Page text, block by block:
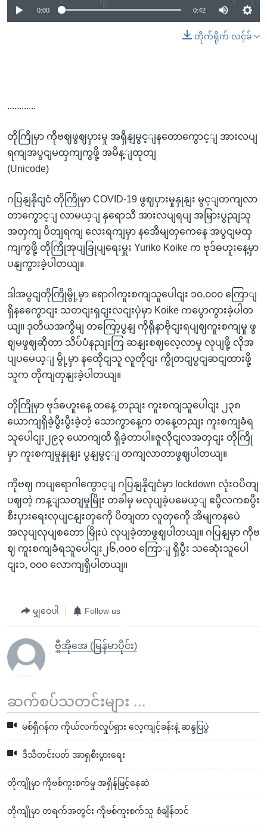
0:00 0:42
တိုက်ရိုက် လင့်ခ်
............
တိုကြိုမှာ ကိုဗဈဖွဈပှားမှု အရှိနျမွင့ျနတောကွောင့ျ အားလပျ
ရကျအပွငျမထှကျကွဖို့ အမိန့ျထုတျ
(Unicode)
ဂပြနျနိုငျငံ တိုကြိုမှာ COVID-19 ဖွဈပှားမှုနှုနျး မွင့ျတကျလာ
တာကွောင့ျ လာမယ့ျ နှရောသီ အားလပျရပျ အမြားပွညျသူ
အတှကျ ပိတျရကျ လေးရကျမှာ နအေိမျတှကေနေ အပွငျမထှ
ကျကွဖို့ တိုကြိုအုပျခြုပျရေးမှူး Yuriko Koike က ဗုဒ်ဓဟူးနေ့မှာ
ပနျကွားခဲ့ပါတယျ။
ဒါအပွငျတိုကြိုမွို့မှာ ရောဂါကူးစကျသူပေါငျး ၁၀,၀၀၀ ကြောျ
ရှိနကွေောငျး သတငျးရှငျးလငျးပှဲမှာ Koike ကပွောကွားခဲ့ပါတ
ယျ။ ဒုတိယအကွိမျ တကြော့ပွနျ ကိုရိုနာဗိုငျးရပျဈကူးစကျမှု ဖွ
ဈမဖွဈဆိုတာ သိပ်ပံနညျးကြ ဆနျးစဈလေ့လာမှု လုပျဖို့ လိုအ
ပျပမေယ့ျ မွို့မှာ နထေိုငျသူ လူတိုငျး ကွိုတငျပွငျဆငျထားဖို့
သူက တိုကျတှနျးခဲ့ပါတယျ။
တိုကြိုမှာ ဗုဒ်ဓဟူးနေ့ တနေ့ တညျး ကူးစကျသူပေါငျး ၂၃၈
ယောကျရှိခဲ့ပွီးပွီးခဲ့တဲ့ သောကွာနေ့က တနေ့တညျး ကူးစကျခံရ
သူပေါငျး၂၉၃ ယောကျထိ ရှိခဲ့တာပါ။ဇူလိုငျလအတှငျး တိုကြို
မှာ ကူးစကျမှုနှုနျး ပွနျမွင့ျ တကျလာတာဖွဈပါတယျ။
ကိုဗဈ ကပျရောဂါကွောင့ျ ဂပြနျနိုငျငံမှာ lockdown လုံးဝပိတျ
ပဈတဲ့ ကန့ျသတျမှုမြိုး တခါမှ မလုပျခဲ့ပမေယ့ျ ဧပွီလကစပွီး
စီးပှားရေးလုပျငနျးတှကေို ပိတျတာ လူတှကေို အိမျကနပေဲ
အလုပျလုပျစတော မြိုးပဲ လုပျခဲ့တာဖွဈပါတယျ။ ဂပြနျမှာ ကိုဗ
ဈ ကူးစကျခံရသူပေါငျး၂၆,၀၀၀ ကြောျ ရှိပွီး သဆေုံးသူပေါ
ငျး၁, ၀၀၀ လောကျရှိပါတယျ။
မျှဝေပါ Follow us
ဗွီအိုအေ (မြန်မာပိုင်း)
ဆက်စပ်သတင်းများ ...
မစ်ရှီဂန်က ကိုယ်လက်လှုပ်ရှား လေ့ကျင့်ခန်းနဲ့ ဆန္ဒပြပွဲ
ဒီသီတင်းပတ် အာရှစီးပွားရေး
တိုကျိုမှာ ကိုဗစ်ကူးစက်မှု အရှိန်မြင့်နေဆဲ
တိုကျိုမှာ တရက်အတွင်း ကိုဗစ်ကူးစက်သူ စံချိန်တင်